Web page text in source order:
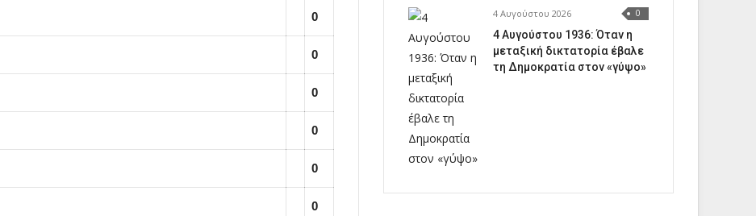
0
0
0
0
0
0
4 Αυγούστου 2026 0
4 Αυγούστου 1936: Όταν η
μεταξική δικτατορία έβαλε
τη Δημοκρατία στον «γύψο»